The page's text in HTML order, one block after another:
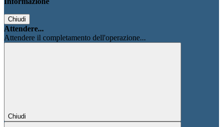
Chiudi
Attendere...
Attendere il completamento dell'operazione...
Chiudi